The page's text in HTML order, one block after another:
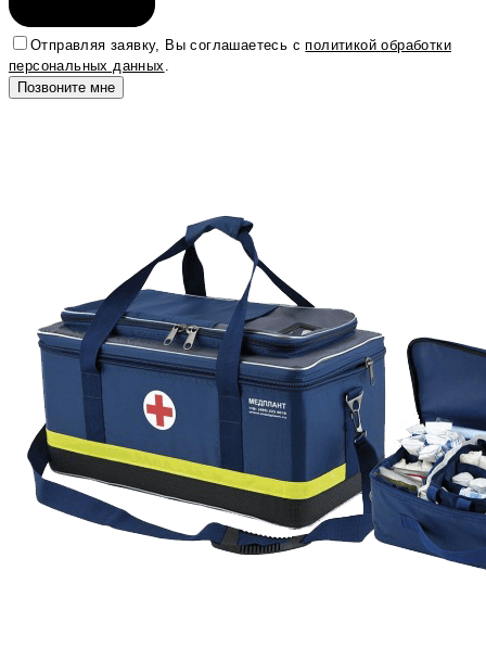
Отправляя заявку, Вы соглашаетесь сполитикой обработки
персональных данных.